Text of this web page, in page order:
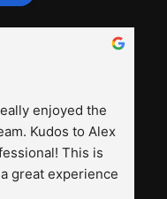
enjoyed the
Kudos to Alex
This is
great experience